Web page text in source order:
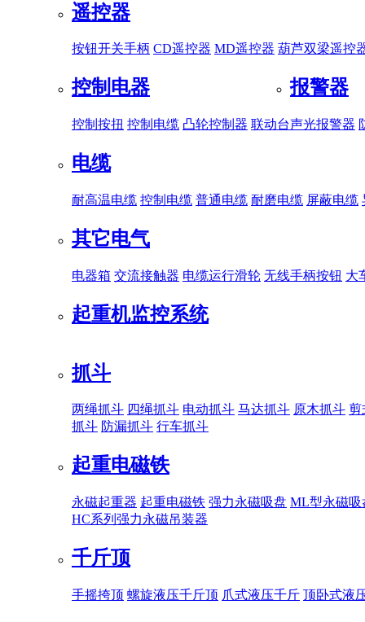
遥控器
按钮开关手柄 CD遥控器 MD遥控器 葫芦双梁遥控
控制电器
控制按扭 控制电缆 凸轮控制器 联动台
报警器
声光报警器
电缆
耐高温电缆 控制电缆 普通电缆 耐磨电缆 屏蔽电缆
其它电气
电器箱 交流接触器 电缆运行滑轮 无线手柄按钮 大
起重机监控系统
抓斗
两绳抓斗 四绳抓斗 电动抓斗 马达抓斗 原木抓斗 剪
抓斗 防漏抓斗 行车抓斗
起重电磁铁
永磁起重器 起重电磁铁 强力永磁吸盘 ML型永磁吸
HC系列强力永磁吊装器
千斤顶
手摇挎顶 螺旋液压千斤顶 爪式液压千斤 顶卧式液